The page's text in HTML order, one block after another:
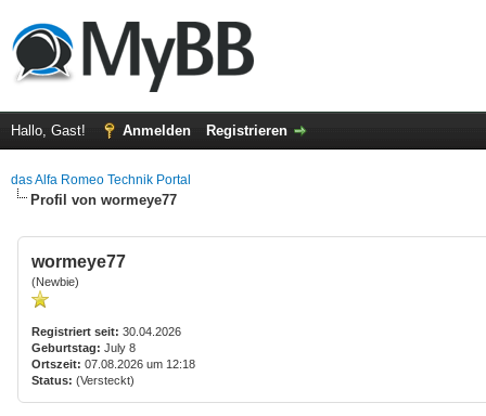
Hallo, Gast! Anmelden Registrieren
das Alfa Romeo Technik Portal
Profil von wormeye77
wormeye77
(Newbie)
Registriert seit: 30.04.2026
Geburtstag: July 8
Ortszeit: 07.08.2026 um 12:18
Status: (Versteckt)